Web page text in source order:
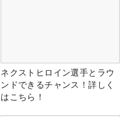
ネクストヒロイン選手とラウ
ンドできるチャンス！詳しく
はこちら！